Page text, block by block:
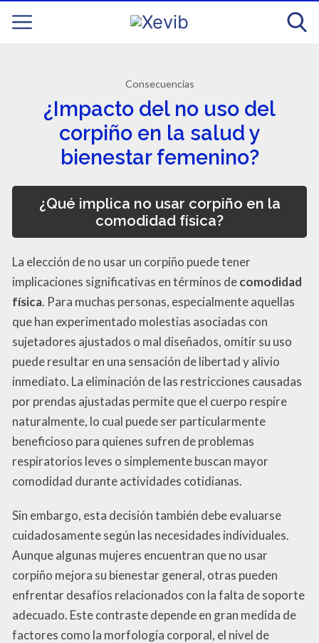
Consecuencias
¿Impacto del no uso del
corpiño en la salud y
bienestar femenino?
¿Qué implica no usar corpiño en la
comodidad física?
La elección de no usar un corpiño puede tener
implicaciones significativas en términos decomodidad
física. Para muchas personas, especialmente aquellas
que han experimentado molestias asociadas con
sujetadores ajustados o mal diseñados, omitir su uso
puede resultar en una sensación de libertad y alivio
inmediato. La eliminación de las restricciones causadas
por prendas ajustadas permite que el cuerpo respire
naturalmente, lo cual puede ser particularmente
beneficioso para quienes sufren de problemas
respiratorios leves o simplemente buscan mayor
comodidad durante actividades cotidianas.
Sin embargo, esta decisión también debe evaluarse
cuidadosamente según las necesidades individuales.
Aunque algunas mujeres encuentran que no usar
corpiño mejora su bienestar general, otras pueden
enfrentar desafíos relacionados con la falta de soporte
adecuado. Este contraste depende en gran medida de
factores como la morfología corporal, el nivel de